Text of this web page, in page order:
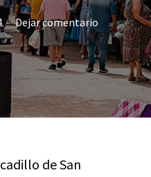
Dejar comentario
de San